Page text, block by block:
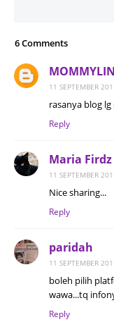
6 Comments
MOMMYLIN
11 SEPTEMBER
rasanya blog
Reply
Maria Firdz
11 SEPTEMBER
Nice sharing...
Reply
paridah
11 SEPTEMBER
boleh pilih
wawa...tq
Reply